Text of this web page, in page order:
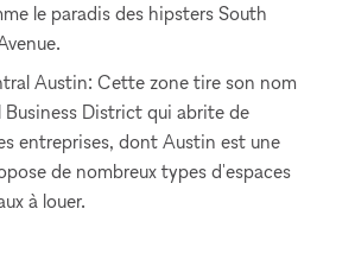
le paradis des hipsters South
Austin: Cette zone tire son nom
Business District qui abrite de
entreprises, dont Austin est une
de nombreux types d'espaces
à louer.